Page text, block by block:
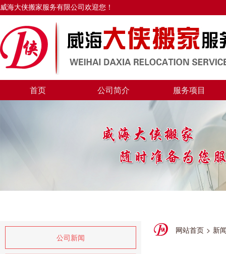
威海大侠搬家服务有限公司欢迎您！
首页 公司简介 服务项目
公司新闻
网站首页 > 新